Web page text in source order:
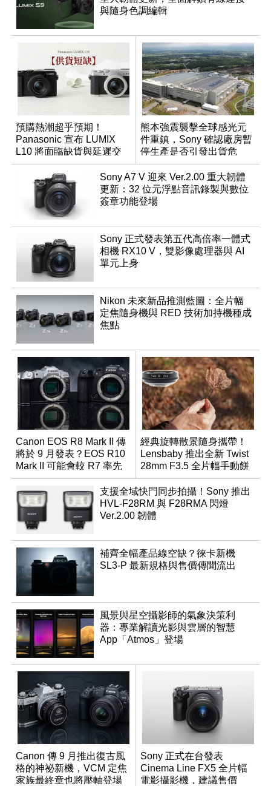
與隨身色調編輯
預購熱潮超乎預期！
Panasonic 宣布 LUMIX
L10 將面臨缺貨與延遲交
貨時間
熊本強震襲擊全球感光元
件重鎮，Sony 確認廠房暫
停生產是否引發出貨危
機？
Sony A7 V 迎來 Ver.2.00 重大韌體
更新：32 位元浮點音訊錄製與數位
簽章功能登場
Sony 正式發表第五代高倍率一體式
相機 RX10 V，雙影像處理器與 AI
單元上身
Nikon 未來新品推測藍圖：全片幅
定焦隨身機與 RED 技術加持機種成
焦點
Canon EOS R8 Mark II 傳
將於 9 月發表？EOS R10
Mark II 可能會較 R7 率先
推出
經典旋轉散景隨身攜帶！
Lensbaby 推出全新 Twist
28mm F3.5 全片幅手動餅
乾鏡
支援全域快門同步拍攝！Sony 推出
HVL-F28RM 與 F28RMA 閃燈
Ver.2.00 韌體
補齊全幅產品線空缺？徠卡新機
SL3-P 最新規格與售價傳聞流出
風景與星空攝影師的氣象決策利
器：專業解讀光影與雲層的智慧
App「Atmos」登場
Canon 傳 9 月推出復古風
格的神祕新機，VCM 定焦
家族最終章也將壓軸登場
Sony 正式在台發表
Cinema Line FX5 全片幅
電影攝影機，建議售價